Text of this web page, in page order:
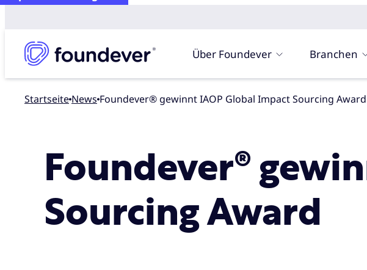
Über Foundever Branchen
Startseite news Foundever® gewinnt IAOP Global Impact Sourcing Award
Foundever®
Sourcing Award